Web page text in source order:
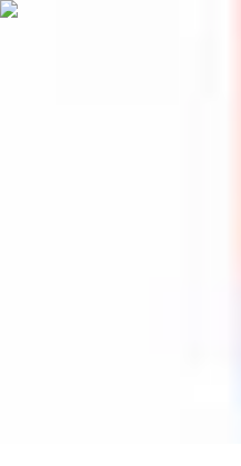
Poissons Frais